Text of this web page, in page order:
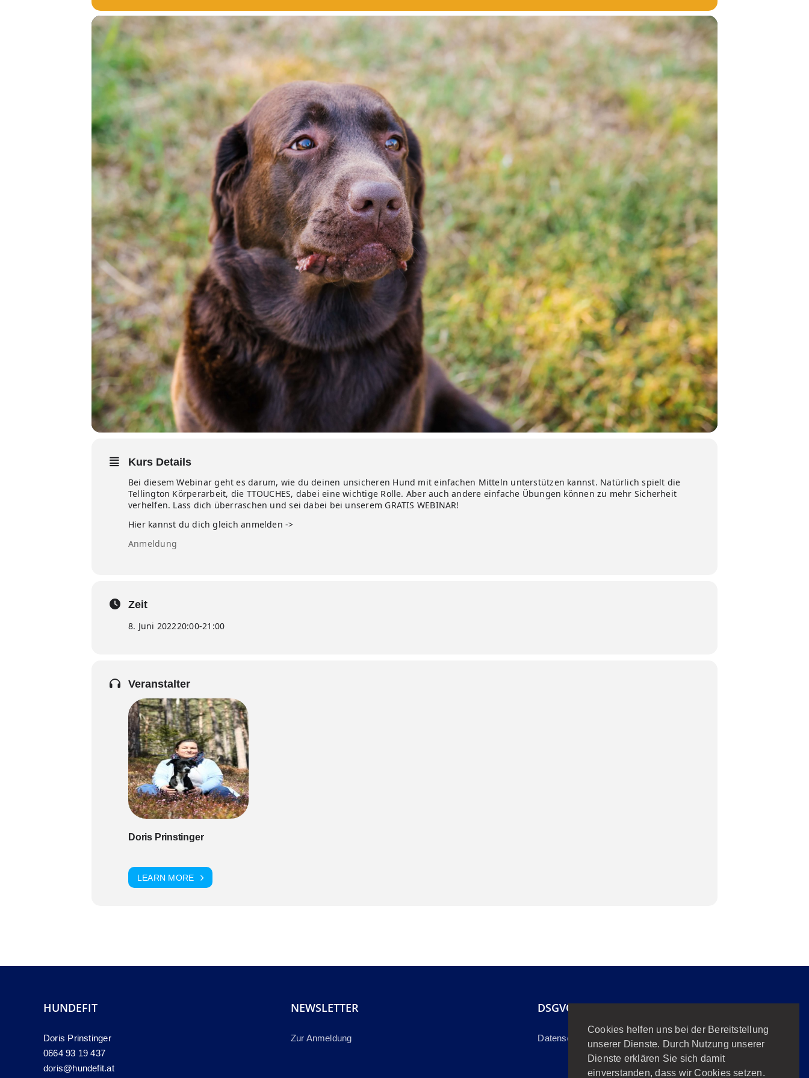
Cookies helfen uns bei der Bereitstellung
unserer Dienste. Durch Nutzung unserer
Dienste erklären Sie sich damit
einverstanden, dass wir Cookies setzen.
Kurs Details
Bei diesem Webinar geht es darum, wie du deinen unsicheren Hund mit einfachen Mitteln unterstützen kannst. Natürlich spielt die
Tellington Körperarbeit, die TTOUCHES, dabei eine wichtige Rolle. Aber auch andere einfache Übungen können zu mehr Sicherheit
verhelfen. Lass dich überraschen und sei dabei bei unserem GRATIS WEBINAR!
Hier kannst du dich gleich anmelden ->
Anmeldung
Zeit
8. Juni 202220:00-21:00
Veranstalter
Doris Prinstinger
LEARN MORE
HUNDEFIT
Doris Prinstinger
0664 93 19 437
doris@hundefit.at
NEWSLETTER
Zur Anmeldung
DSGVO
Datenschutzerklärung